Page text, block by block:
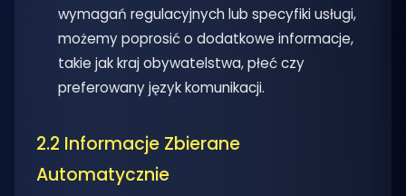
wymagań regulacyjnych lub specyfiki usługi,
możemy poprosić o dodatkowe informacje,
takie jak kraj obywatelstwa, płeć czy
preferowany język komunikacji.
2.2 Informacje Zbierane
Automatycznie